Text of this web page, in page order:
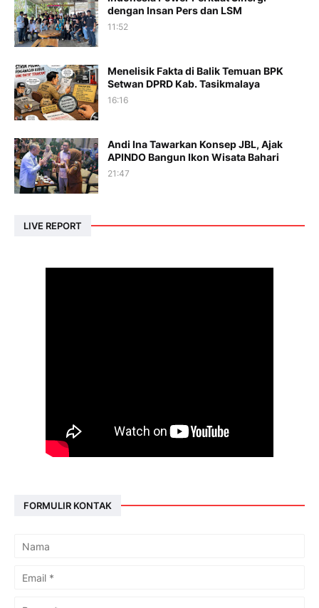
dengan Insan Pers dan LSM
11:52
Menelisik Fakta di Balik Temuan BPK
Setwan DPRD Kab. Tasikmalaya
16:16
Andi Ina Tawarkan Konsep JBL, Ajak
APINDO Bangun Ikon Wisata Bahari
21:47
LIVE REPORT
FORMULIR KONTAK